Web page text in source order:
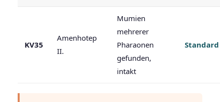
KV35
Amenhotep
II.
Mumien
mehrerer
Pharaonen
gefunden,
intakt
Standard